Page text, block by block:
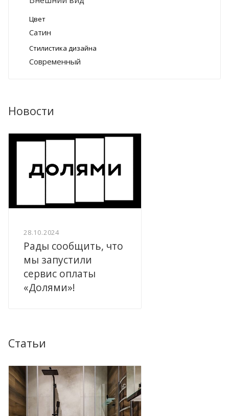
Цвет
Сатин
Стилистика дизайна
Современный
Новости
28.10.2024
Рады сообщить, что
мы запустили
сервис оплаты
«Долями»!
Статьи